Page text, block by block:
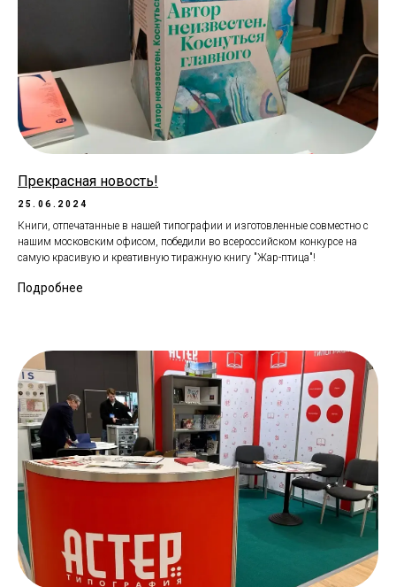
Прекрасная новость!
25.06.2024
Книги, отпечатанные в нашей типографии и изготовленные совместно с
нашим московским офисом, победили во всероссийском конкурсе на
самую красивую и креативную тиражную книгу "Жар-птица"!
Подробнее